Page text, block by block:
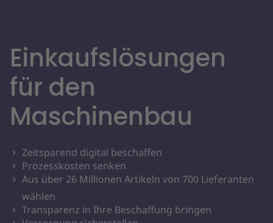
Einkaufslösungen
für den
Maschinenbau
Zeitsparend digital beschaffen
Prozesskosten senken
Aus über 26 Millionen Artikeln von 700 Lieferanten
wählen
Transparenz in Ihre Beschaffung bringen